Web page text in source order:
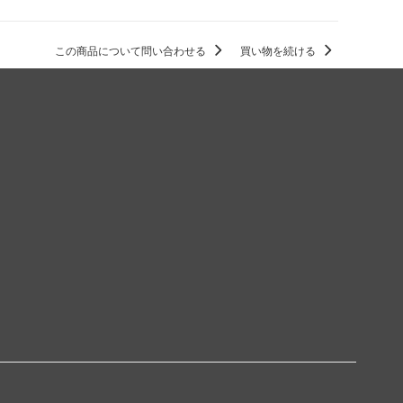
この商品について問い合わせる 買い物を続ける